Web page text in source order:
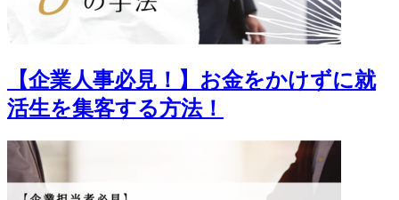
【企業人事必見！】お金をかけずに就
活生を集客する方法！